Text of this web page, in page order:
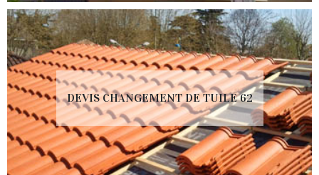
DEVIS CHANGEMENT DE TUILE 62